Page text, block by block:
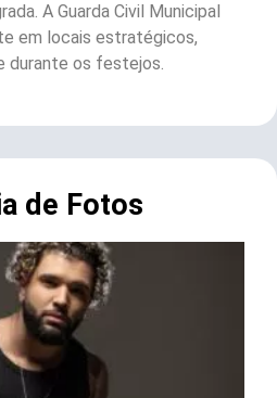
A Guarda Civil Municipal
em locais estratégicos,
durante os festejos.
de Fotos